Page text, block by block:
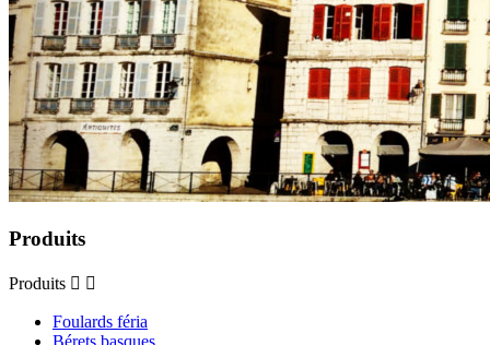
Produits
Produits  
Foulards féria